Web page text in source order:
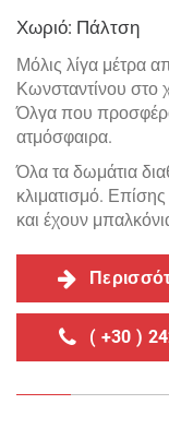
Χωριό: Πάλτση
Μόλις λίγα μέτρα
Κωνσταντίνου στο
Όλγα που
ατμόσφαιρα.
Όλα τα δωμάτια
κλιματισμό.
και έχουν
( +30 )